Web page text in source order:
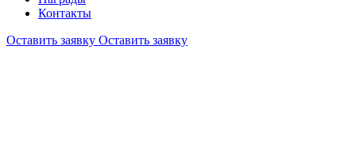
Контакты
Оставить заявку Оставить заявку